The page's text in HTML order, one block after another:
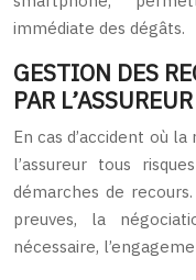
immédiate des dégâts.
GESTION DES
PAR L’ASSUREUR
En cas d’accident où
l’assureur tous
démarches de
preuves, la
nécessaire,